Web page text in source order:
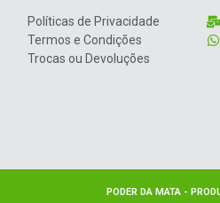
Políticas de Privacidade
Termos e Condições
Trocas ou Devoluções
PODER DA MATA -